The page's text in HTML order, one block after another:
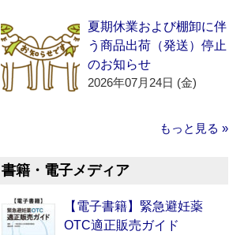
夏期休業および棚卸に伴
う商品出荷（発送）停止
のお知らせ
2026年07月24日 (金)
もっと見る »
書籍・電子メディア
【電子書籍】緊急避妊薬
OTC適正販売ガイド